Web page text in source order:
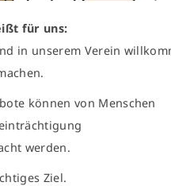
für uns:
in unserem Verein
können von Menschen
werden.
Ziel.